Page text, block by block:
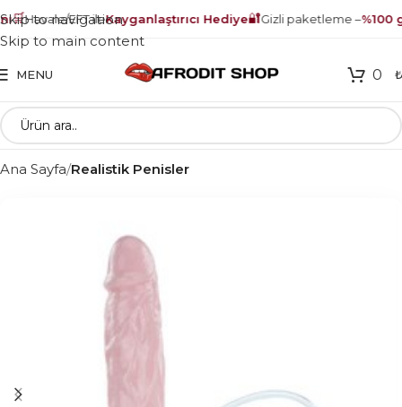
🛒Havale/EFT ileKayganlaştırıcı Hediye🔐Gizli paketleme –%100
Skip to navigation
Skip to main content
MENU 0 ₺
Ana Sayfa Realistik Penisler